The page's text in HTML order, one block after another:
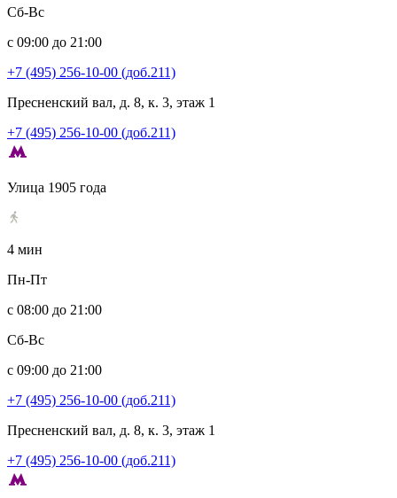
Сб-Вс
с 09:00 до 21:00
+7 (495) 256-10-00 (доб.211)
Пресненский вал, д. 8, к. 3, этаж 1
+7 (495) 256-10-00 (доб.211)
Улица 1905 года
4 мин
Пн-Пт
с 08:00 до 21:00
Сб-Вс
с 09:00 до 21:00
+7 (495) 256-10-00 (доб.211)
Пресненский вал, д. 8, к. 3, этаж 1
+7 (495) 256-10-00 (доб.211)